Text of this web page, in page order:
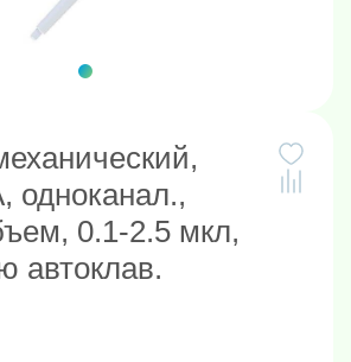
одноканал.,
0.1-2.5 мкл,
автоклав.